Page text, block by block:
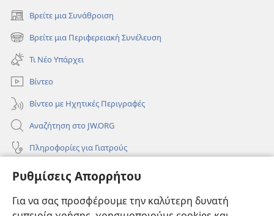
Ρυθμίσεις Απορρήτου
Για να σας προσφέρουμε την καλύτερη δυνατή
Βρείτε μια Συνάθροιση
(ανοίγει
νέο
παράθυρο)
Βρείτε μια Περιφερειακή Συνέλευση
(ανοίγει
νέο
παράθυρο)
Τι Νέο Υπάρχει
Βίντεο
Βίντεο με Ηχητικές Περιγραφές
Αναζήτηση στο JW.ORG
Πληροφορίες για Γιατρούς
Πληροφορίες για Επίσημους Φορείς και ΜΜΕ